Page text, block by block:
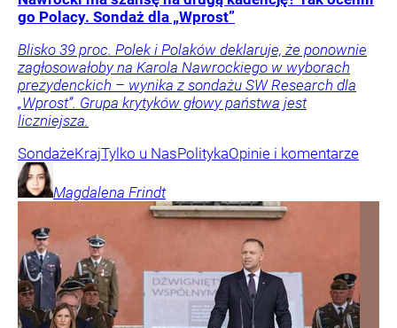
go Polacy. Sondaż dla „Wprost”
Blisko 39 proc. Polek i Polaków deklaruje, że ponownie
zagłosowałoby na Karola Nawrockiego w wyborach
prezydenckich – wynika z sondażu SW Research dla
„Wprost”. Grupa krytyków głowy państwa jest
liczniejsza.
SondażeKrajTylko u NasPolitykaOpinie i komentarze
Magdalena Frindt